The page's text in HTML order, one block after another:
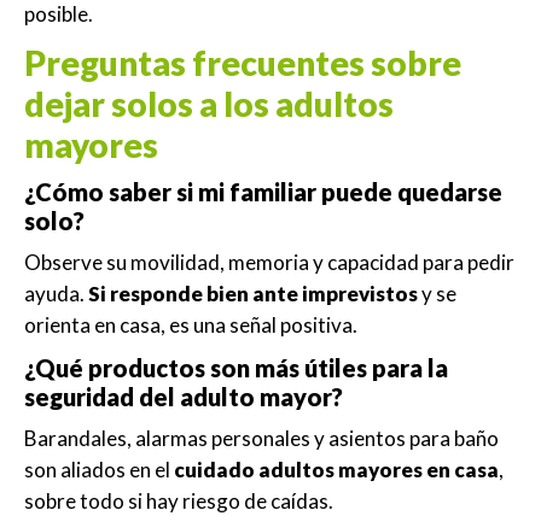
posible.
Preguntas frecuentes sobre
dejar solos a los adultos
mayores
¿Cómo saber si mi familiar puede quedarse
solo?
Observe su movilidad, memoria y capacidad para pedir
ayuda.Si responde bien ante imprevistosy se
orienta en casa, es una señal positiva.
¿Qué productos son más útiles para la
seguridad del adulto mayor?
Barandales, alarmas personales y asientos para baño
son aliados en el cuidado adultos mayores en casa,
sobre todo si hay riesgo de caídas.